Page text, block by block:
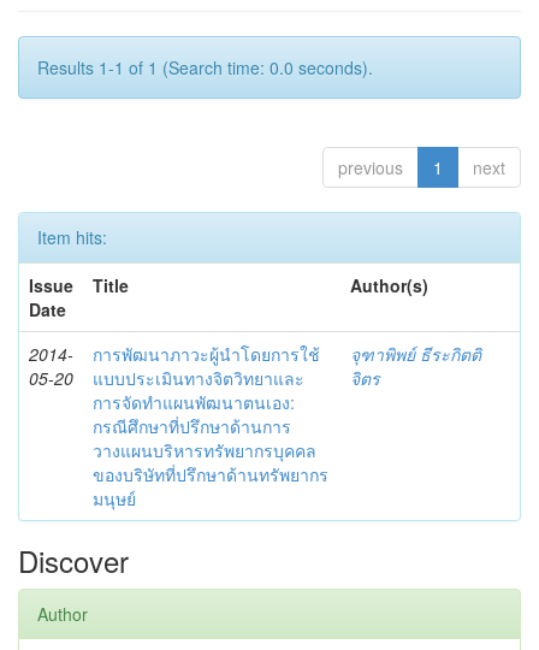
Results 1-1 of 1 (Search time: 0.0 seconds).
previous 1 next
Item hits:
Issue
Date
Title Author(s)
2014-
05-20
การพัฒนาภาวะผู้นำโดยการใช้
แบบประเมินทางจิตวิทยาและ
การจัดทำแผนพัฒนาตนเอง:
กรณีศึกษาที่ปรึกษาด้านการ
วางแผนบริหารทรัพยากรบุคคล
ของบริษัทที่ปรึกษาด้านทรัพยากร
มนุษย์
จุฑาพิพย์ ธีระกิตติ
จิตร
Discover
Author